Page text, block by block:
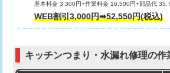
給水管工事※（ライニング鋼管・銅
管・ポリ管・HT管使用/3ｍまで)
管・ポリ管・HT管使用/3ｍ超え)
その他部品の脱着
基本料金 3,300円+作業料金 16,500円+部品代
WEB割引3,000円➡52,550円(税込)
キッチンつまり・水漏れ修理の作